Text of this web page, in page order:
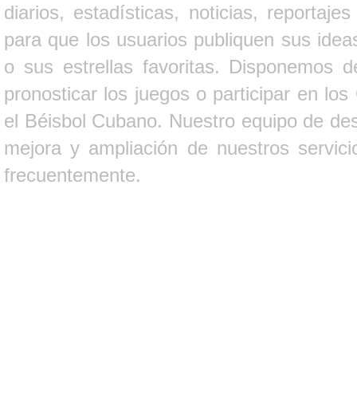
diarios, estadísticas, noticias,
para que los usuarios publiquen sus
o sus estrellas favoritas. Disponemos
pronosticar los juegos o participar en
el Béisbol Cubano. Nuestro equipo de
mejora y ampliación de nuestros
frecuentemente.